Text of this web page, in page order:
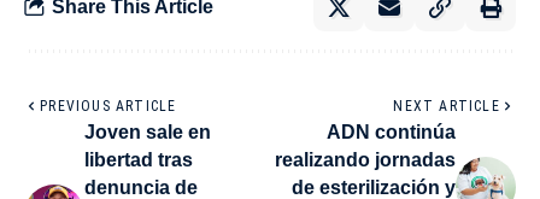
Share This Article
PREVIOUS ARTICLE
Joven sale en
libertad tras
denuncia de
NEXT ARTICLE
ADN continúa
realizando jornadas
de esterilización y